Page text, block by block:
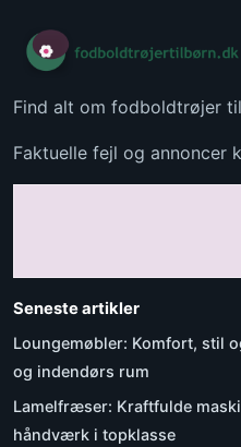
Find alt om fodboldtrøjer
Faktuelle fejl og annoncer
Seneste artikler
Loungemøbler: Komfort, stil
og indendørs rum
Lamelfræser: Kraftfulde
håndværk i topklasse